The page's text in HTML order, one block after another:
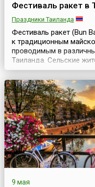
Фестиваль ракет в
Праздники Таиланда
Фестиваль ракет (Bun
к традиционным
проводимым в
Таиланда. Сельские
запускают их в небо,
осадками плантации
«выпуска пара» перед
поэтому во время
9 мая